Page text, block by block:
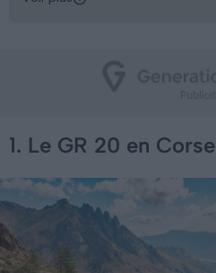
1. Le GR 20 en Corse